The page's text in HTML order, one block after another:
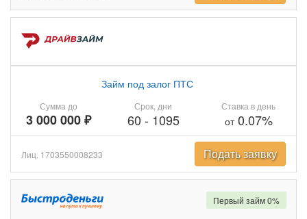
Сумма до
3 000 000 ₽
Займ под залог ПТС
Срок, дни
60 - 1095
Ставка в день
от0.07%
Лиц. 1703550008233 Подать заявку
Первый займ 0%